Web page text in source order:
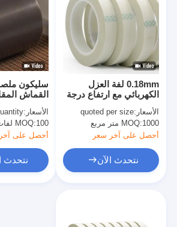
سليكون
القماش
شريط
الزجاج البني
الأسعار:quantity
MOQ:100 لفات
أحصل على
نتحدث
0.18mm لفة العزل
الكهربائي مع ارتفاع درجة
شريط قماش الألياف
الزجاجية للمشترين B2B
الأسعار:quoted per size
MOQ:1000 متر مربع
أحصل على آخر سعر
نتحدث الآن